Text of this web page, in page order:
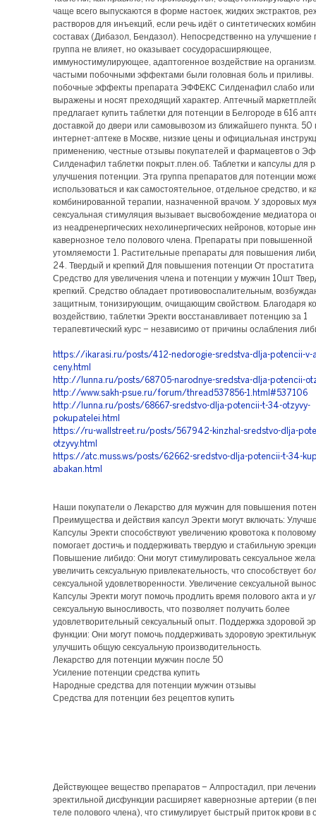
чаще всего выпускаются в форме настоек, жидких экстрактов,
растворов для инъекций, если речь идёт о синтетических
составах (Дибазол, Бендазол). Непосредственно на улучшение
группа не влияет, но оказывает сосудорасширяющее,
иммуностимулирующее, адаптогенное воздействие на
частыми побочными эффектами были головная боль и
побочные эффекты препарата ЭФФЕКС Силденафил слабо или
выражены и носят преходящий характер. Аптечный
предлагает купить таблетки для потенции в Белгороде в 616
доставкой до двери или самовывозом из ближайшего пункта. 50
интернет-аптеке в Москве, низкие цены и официальная
применению, честные отзывы покупателей и фармацевтов о
Силденафил таблетки покрыт.плен.об. Таблетки и капсулы для
улучшения потенции. Эта группа препаратов для потенции
использоваться и как самостоятельное, отдельное средство, и
комбинированной терапии, назначенной врачом. У здоровых
сексуальная стимуляция вызывает высвобождение медиатора
из неадренергических нехолинергических нейронов, которые
кавернозное тело полового члена. Препараты при повышенной
утомляемости 1. Растительные препараты для повышения
24. Твердый и крепкий Для повышения потенции От простатита
Средство для увеличения члена и потенции у мужчин 10шт
крепкий. Средство обладает противовоспалительным,
защитным, тонизирующим, очищающим свойством. Благодаря
воздействию, таблетки Эректи восстанавливает потенцию за 1
терапевтический курс – независимо от причины ослабления
https://ikarasi.ru/posts/412-nedorogie-sredstva-dlja-potencii-v-
ceny.html
http://lunna.ru/posts/68705-narodnye-sredstva-dlja-potencii-
http://www.sakh-psue.ru/forum/thread537856-1.html#537106
http://lunna.ru/posts/68667-sredstvo-dlja-potencii-t-34-otzyvy-
pokupatelei.html
https://ru-wallstreet.ru/posts/567942-kinzhal-sredstvo-dlja-
otzyvy.html
https://atc.muss.ws/posts/62662-sredstvo-dlja-potencii-t-34-
abakan.html
Наши покупатели о Лекарство для мужчин для повышения
Преимущества и действия капсул Эректи могут включать:
Капсулы Эректи способствуют увеличению кровотока к
помогает достичь и поддерживать твердую и стабильную
Повышение либидо: Они могут стимулировать сексуальное
увеличить сексуальную привлекательность, что способствует
сексуальной удовлетворенности. Увеличение сексуальной
Капсулы Эректи могут помочь продлить время полового акта и
сексуальную выносливость, что позволяет получить более
удовлетворительный сексуальный опыт. Поддержка здоровой
функции: Они могут помочь поддерживать здоровую
улучшить общую сексуальную производительность.
Лекарство для потенции мужчин после 50
Усиление потенции средства купить
Народные средства для потенции мужчин отзывы
Средства для потенции без рецептов купить
Действующее вещество препаратов – Алпростадил, при
эректильной дисфункции расширяет кавернозные артерии (в
теле полового члена), что стимулирует быстрый приток крови в